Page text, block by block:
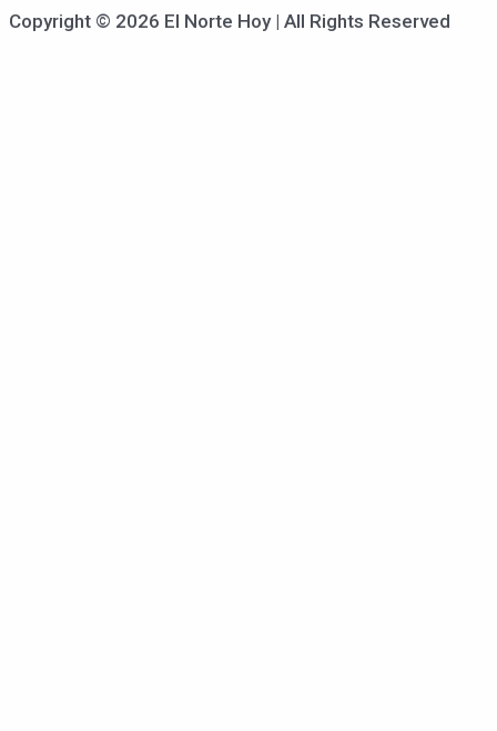
Copyright © 2026 El Norte Hoy | All Rights Reserved